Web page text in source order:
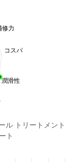
ル トリートメント
ト